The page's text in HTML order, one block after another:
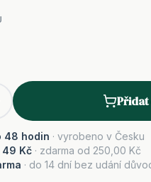
48 hodin · vyrobeno v Česku
49 Kč · zdarma od 250,00 Kč
· do 14 dní bez udání